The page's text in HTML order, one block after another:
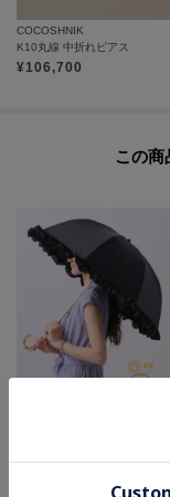
各お届け時期毎に、商品
入ください。カートグル
COCOSHNIK
K10丸線 中折れピアス
¥106,700
この商